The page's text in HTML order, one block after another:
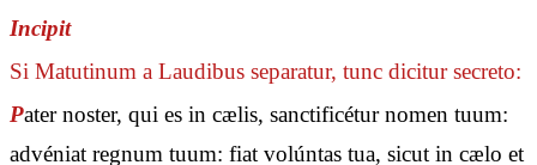
Incipit
Si Matutinum a Laudibus separatur, tunc dicitur secreto:
Pater noster, qui es in cælis, sanctificétur nomen tuum:
advéniat regnum tuum: fiat volúntas tua, sicut in cælo et